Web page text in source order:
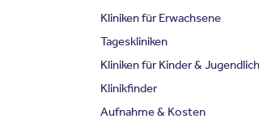
Kliniken für Erwachsene
Tageskliniken
Kliniken für Kinder &
Klinikfinder
Aufnahme & Kosten